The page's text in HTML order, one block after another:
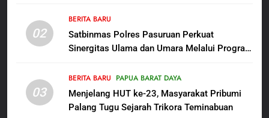
02
BERITA BARU
Satbinmas Polres Pasuruan Perkuat
Sinergitas Ulama dan Umara Melalui Program
03
BERITA BARU PAPUA BARAT DAYA
Menjelang HUT ke-23, Masyarakat Pribumi
Kabupaten Sorong Tidak Sah
dan Melanggar Aturan
BERITA BARU
Meninggalnya Korban Diduga
Tersangka Judol, Komitmen
Usut Tuntas dan Transparan
BERITA BARU